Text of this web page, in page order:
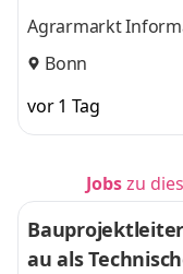
Agrarmarkt
Bonn
vor 1 Tag
Jobszu
au als